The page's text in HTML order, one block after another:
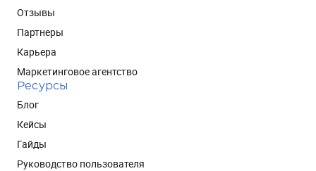
Отзывы
Партнеры
Карьера
Маркетинговое агентство
Ресурсы
Блог
Кейсы
Гайды
Руководство пользователя